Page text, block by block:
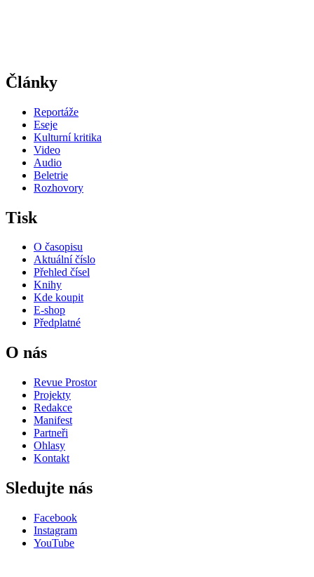
Články
Reportáže
Eseje
Kulturní kritika
Video
Audio
Beletrie
Rozhovory
Tisk
O časopisu
Aktuální číslo
Přehled čísel
Knihy
Kde koupit
E-shop
Předplatné
O nás
Revue Prostor
Projekty
Redakce
Manifest
Partneři
Ohlasy
Kontakt
Sledujte nás
Facebook
Instagram
YouTube